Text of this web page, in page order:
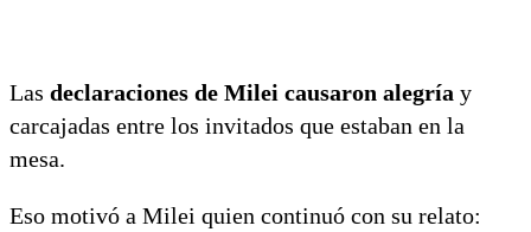
Las declaraciones de Milei causaron alegría y
carcajadas entre los invitados que estaban en la
mesa.
Eso motivó a Milei quien continuó con su relato: